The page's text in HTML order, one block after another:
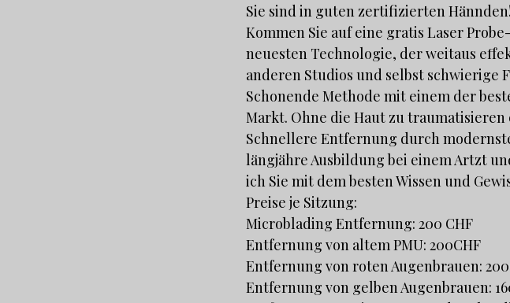
Sie sind in guten zertifizierten Hännden!
Kommen Sie auf eine gratis Laser
neuesten Technologie, der weitaus
anderen Studios und selbst schwierige
Schonende Methode mit einem der
Markt. Ohne die Haut zu
Schnellere Entfernung durch
längjähre Ausbildung bei einem Artzt
ich Sie mit dem besten Wissen und
Preise je Sitzung:
Microblading Entfernung: 200 CHF
Entfernung von altem PMU: 200CHF
Entfernung von roten Augenbrauen:
Entfernung von gelben Augenbrauen: